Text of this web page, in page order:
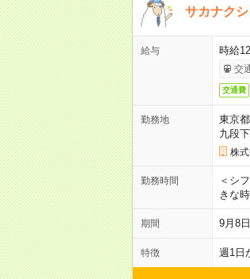
サカナク
給与 時給
交
交通費
勤務地
東京
九段
株
勤務時間
＜シ
きな
期間 9月8
特徴 週1日